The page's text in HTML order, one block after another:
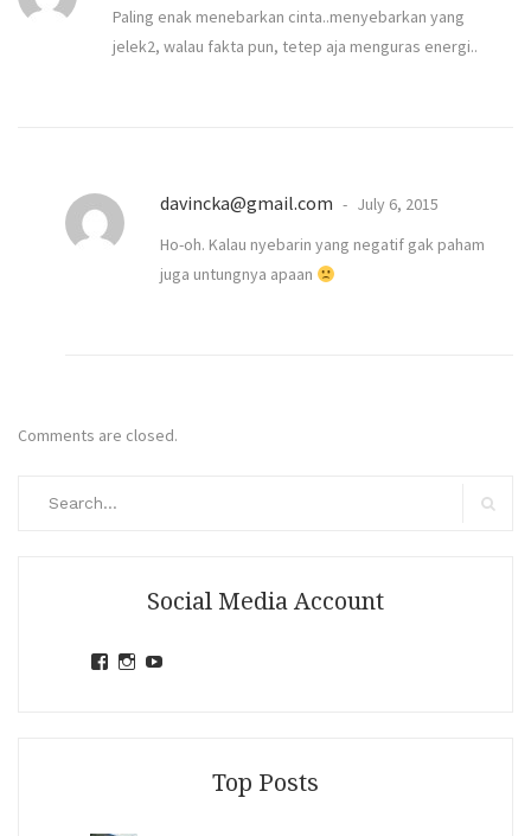
Paling enak menebarkan cinta..menyebarkan yang
jelek2, walau fakta pun, tetep aja menguras energi..
davincka@gmail.com
July 6, 2015
Ho-oh. Kalau nyebarin yang negatif gak paham
juga untungnya apaan
Comments are closed.
Social Media Account
ViewView
Top Posts